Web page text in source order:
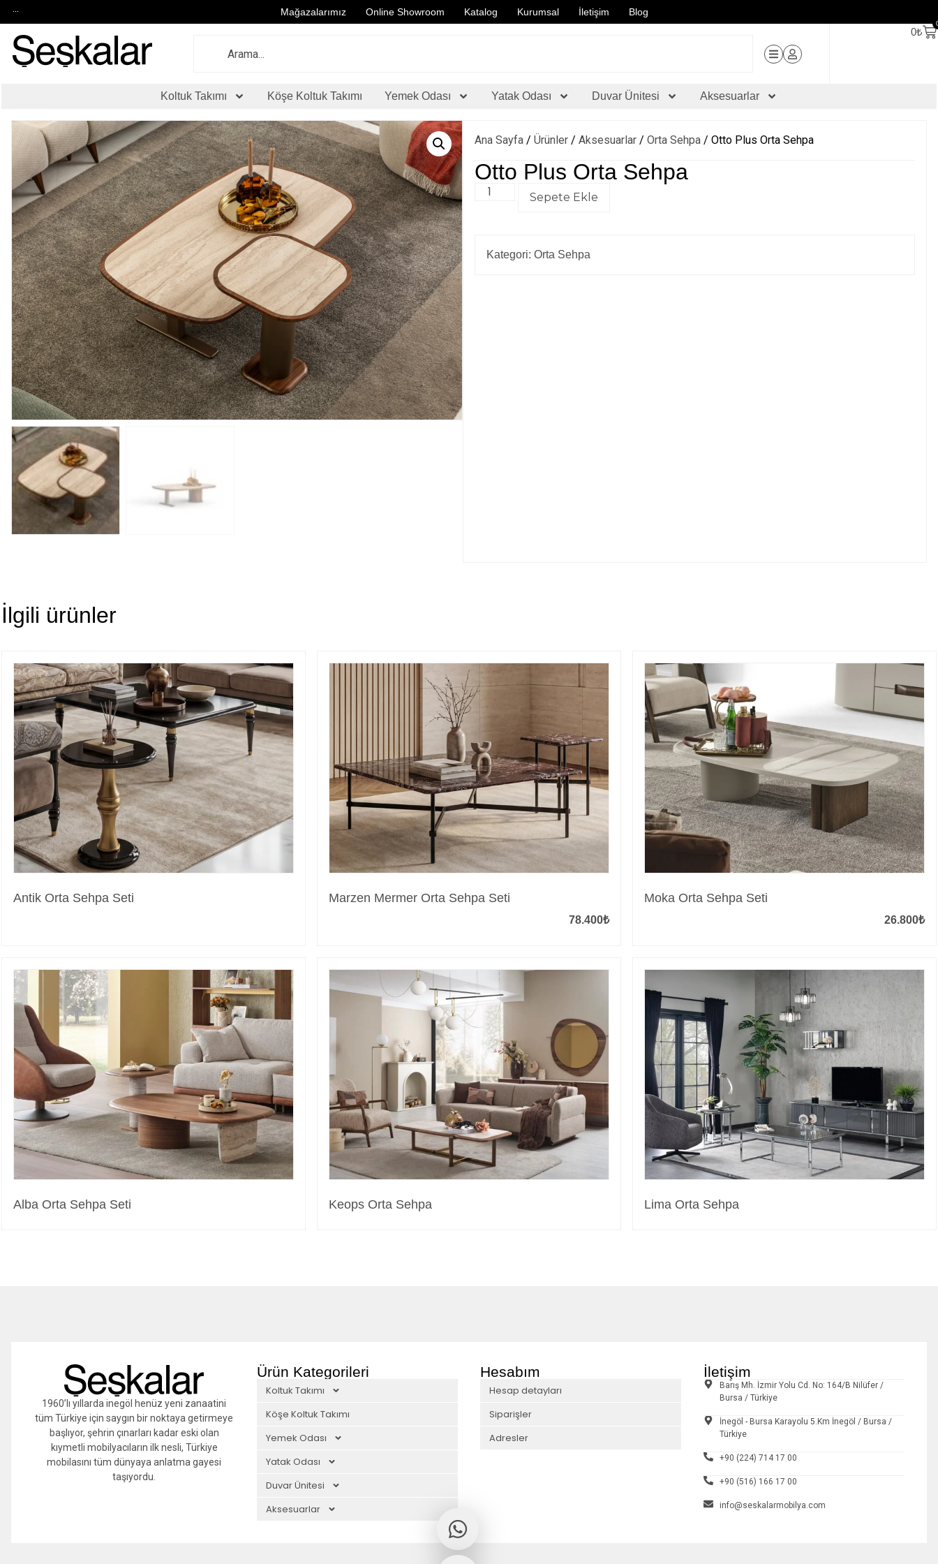
... Mağazalarımız Online Showroom Katalog Kurumsal İletişim Blog
0₺
Koltuk Takımı Köşe Koltuk Takımı Yemek Odası Yatak Odası Duvar Ünitesi Aksesuarlar
Ana Sayfa /Ürünler /Aksesuarlar /Orta Sehpa / Otto Plus Orta Sehpa
Otto Plus Orta Sehpa
Sepete Ekle
Kategori:Orta Sehpa
İlgili ürünler
Antik Orta Sehpa Seti Marzen Mermer Orta Sehpa Seti
78.400₺
Moka Orta Sehpa Seti
26.800₺
Alba Orta Sehpa Seti Keops Orta Sehpa Lima Orta Sehpa
1960’lı yıllarda inegöl henüz yeni zanaatini
tüm Türkiye için saygın bir noktaya getirmeye
başlıyor, şehrin çınarları kadar eski olan
kıymetli mobilyacıların ilk nesli, Türkiye
mobilasını tüm dünyaya anlatma gayesi
taşıyordu.
Ürün Kategorileri
Koltuk Takımı
Köşe Koltuk Takımı
Yemek Odası
Yatak Odası
Duvar Ünitesi
Aksesuarlar
Hesabım
Hesap detayları
Siparişler
Adresler
İletişim
Barış Mh. İzmir Yolu Cd. No: 164/B Nilüfer /
Bursa / Türkiye
İnegöl - Bursa Karayolu 5.Km İnegöl / Bursa /
Türkiye
+90 (224) 714 17 00
+90 (516) 166 17 00
info@seskalarmobilya.com